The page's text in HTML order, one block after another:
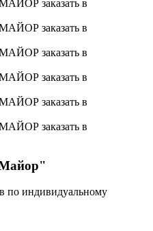
по индивидуальному